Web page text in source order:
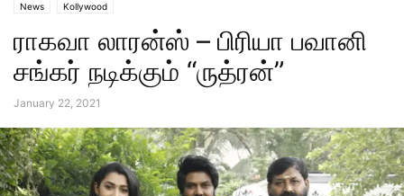
News Kollywood
ராகவா லாரன்ஸ் – பிரியா பவானி
சங்கர் நடிக்கும் “ருத்ரன்”
January 22, 2021